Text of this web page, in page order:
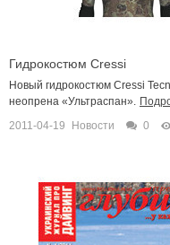
Гидрокостюм Cressi
Новый гидрокостюм Cressi
неопрена «Ультраспан».
2011-04-19
Новости 0